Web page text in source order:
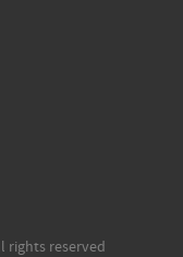
rights reserved